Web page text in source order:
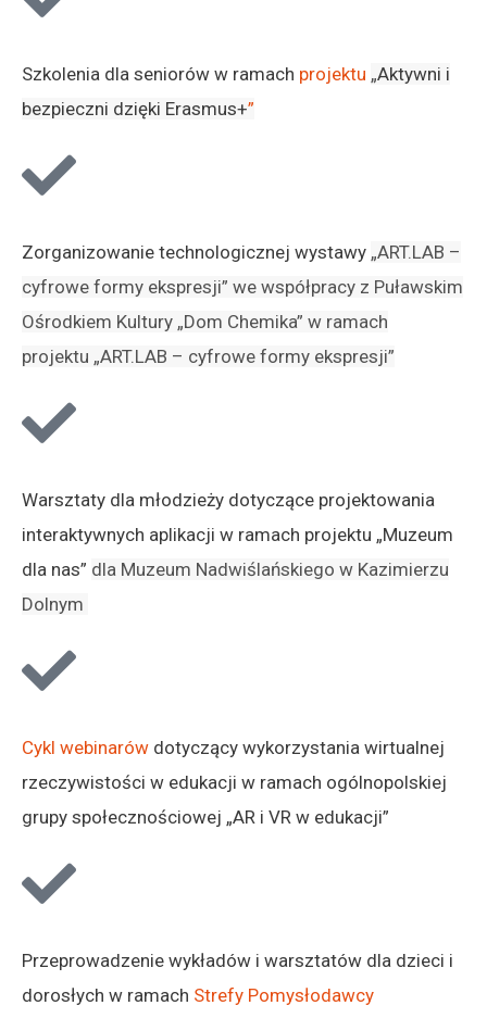
Szkolenia dla seniorów w ramach projektu „Aktywni i
bezpieczni dzięki Erasmus+”
Zorganizowanie technologicznej wystawy „ART.LAB –
cyfrowe formy ekspresji” we współpracy z Puławskim
Ośrodkiem Kultury „Dom Chemika” w ramach
projektu „ART.LAB – cyfrowe formy ekspresji”
Warsztaty dla młodzieży dotyczące projektowania
interaktywnych aplikacji w ramach projektu „Muzeum
dla nas” dla Muzeum Nadwiślańskiego w Kazimierzu
Dolnym
Cykl webinarów dotyczący wykorzystania wirtualnej
rzeczywistości w edukacji w ramach ogólnopolskiej
grupy społecznościowej „AR i VR w edukacji”
Przeprowadzenie wykładów i warsztatów dla dzieci i
dorosłych w ramach Strefy Pomysłodawcy